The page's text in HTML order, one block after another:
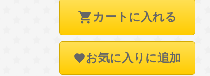
カートに入れる
お気に入りに追加